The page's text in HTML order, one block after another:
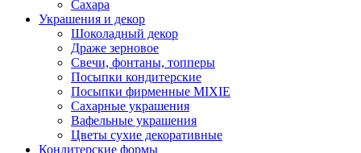
Сахара
Украшения и декор
Шоколадный декор
Драже зерновое
Свечи, фонтаны, топперы
Посыпки кондитерские
Посыпки фирменные MIXIE
Сахарные украшения
Вафельные украшения
Цветы сухие декоративные
Кондитерские формы